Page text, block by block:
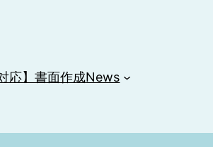
応】書面作成News